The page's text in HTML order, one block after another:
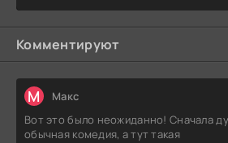
Комментируют
М Макс
Вот это было неожиданно! Сначала
обычная комедия, а тут такая